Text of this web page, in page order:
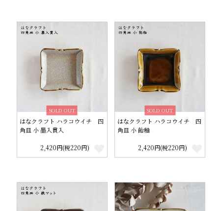
SOLD OUT
はなクラフト ハラコウイチ 四
角皿 小 墨入貫入
2,420円(税220円)
SOLD OUT
はなクラフト ハラコウイチ 四
角皿 小 飴釉
2,420円(税220円)